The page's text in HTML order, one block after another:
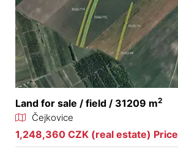
Land for sale / field / 31209 m2
Čejkovice
1,248,360 CZK (real estate) Price